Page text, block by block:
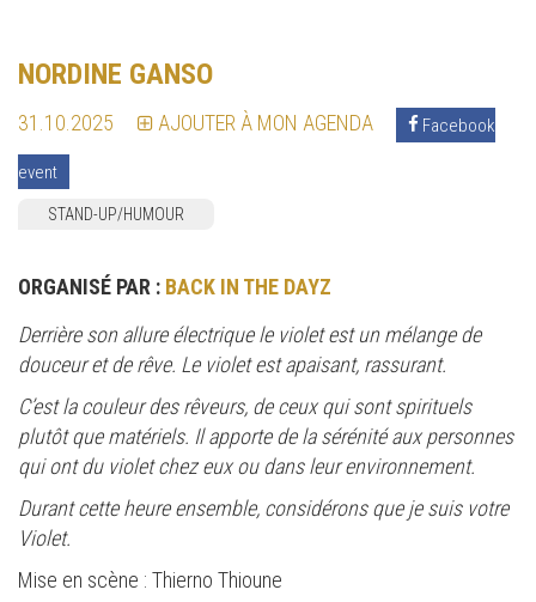
NORDINE GANSO
31.10.2025 AJOUTER À MON AGENDA Facebook
event
STAND-UP/HUMOUR
ORGANISÉ PAR : BACK IN THE DAYZ
Derrière son allure électrique le violet est un mélange de
douceur et de rêve. Le violet est apaisant, rassurant.
C’est la couleur des rêveurs, de ceux qui sont spirituels
plutôt que matériels. Il apporte de la sérénité aux personnes
qui ont du violet chez eux ou dans leur environnement.
Durant cette heure ensemble, considérons que je suis votre
Violet.
Mise en scène : Thierno Thioune